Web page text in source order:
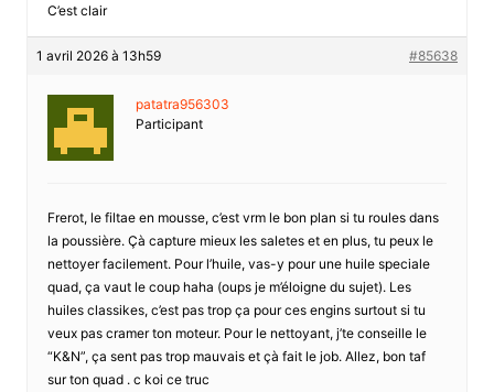
C’est clair
1 avril 2026 à 13h59 #85638
patatra956303
Participant
Frerot, le filtae en mousse, c’est vrm le bon plan si tu roules dans
la poussière. Çà capture mieux les saletes et en plus, tu peux le
nettoyer facilement. Pour l’huile, vas-y pour une huile speciale
quad, ça vaut le coup haha (oups je m’éloigne du sujet). Les
huiles classikes, c’est pas trop ça pour ces engins surtout si tu
veux pas cramer ton moteur. Pour le nettoyant, j’te conseille le
“K&N”, ça sent pas trop mauvais et çà fait le job. Allez, bon taf
sur ton quad . c koi ce truc